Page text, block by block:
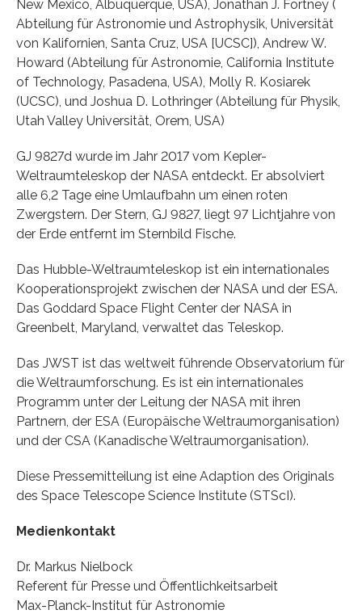
New Mexico, Albuquerque, USA), Jonathan J. Fortney (
Abteilung für Astronomie und Astrophysik, Universität
von Kalifornien, Santa Cruz, USA [UCSC]), Andrew W.
Howard (Abteilung für Astronomie, California Institute
of Technology, Pasadena, USA), Molly R. Kosiarek
(UCSC), und Joshua D. Lothringer (Abteilung für Physik,
Utah Valley Universität, Orem, USA)
GJ 9827d wurde im Jahr 2017 vom Kepler-
Weltraumteleskop der NASA entdeckt. Er absolviert
alle 6,2 Tage eine Umlaufbahn um einen roten
Zwergstern. Der Stern, GJ 9827, liegt 97 Lichtjahre von
der Erde entfernt im Sternbild Fische.
Das Hubble-Weltraumteleskop ist ein internationales
Kooperationsprojekt zwischen der NASA und der ESA.
Das Goddard Space Flight Center der NASA in
Greenbelt, Maryland, verwaltet das Teleskop.
Das JWST ist das weltweit führende Observatorium für
die Weltraumforschung. Es ist ein internationales
Programm unter der Leitung der NASA mit ihren
Partnern, der ESA (Europäische Weltraumorganisation)
und der CSA (Kanadische Weltraumorganisation).
Diese Pressemitteilung ist eine Adaption des Originals
des Space Telescope Science Institute (STScI).
Medienkontakt
Dr. Markus Nielbock
Referent für Presse und Öffentlichkeitsarbeit
Max-Planck-Institut für Astronomie